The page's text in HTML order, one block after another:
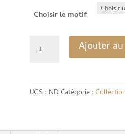
Choisir le motif
de
Ajouter
UGS : ND Catégorie :